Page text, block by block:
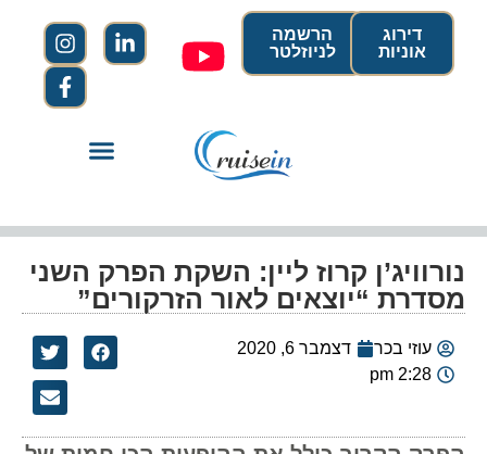
הרשמה
לניוזלטר
דירוג
אוניות
נורוויג’ן קרוז ליין: השקת הפרק השני
מסדרת “יוצאים לאור הזרקורים”
עוזי בכר
דצמבר 6, 2020
2:28 pm